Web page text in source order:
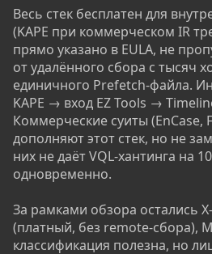
Весь стек бесплатен для
(KAPE при коммерческом IR
прямо указано в EULA, не
от удалённого сбора с тысяч
единичного Prefetch-файла.
KAPE → вход EZ Tools →
Коммерческие суиты (EnCase,
дополняют этот стек, но не
них не даёт VQL-хантинга на
одновременно.
За рамками обзора остались
(платный, без remote-сбора),
классификация полезна, но